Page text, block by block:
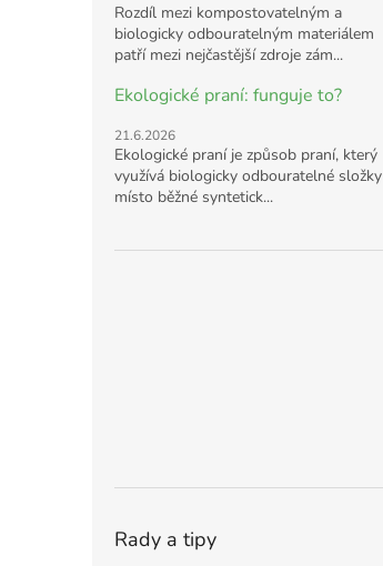
Rozdíl mezi kompostovatelným a
biologicky odbouratelným materiálem
patří mezi nejčastější zdroje zám...
Ekologické praní: funguje to?
21.6.2026
Ekologické praní je způsob praní, který
využívá biologicky odbouratelné složky
místo běžné syntetick...
Rady a tipy